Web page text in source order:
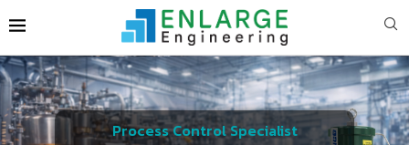
Process Control Specialist